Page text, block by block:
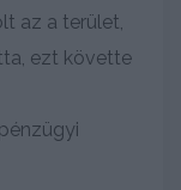
az a terület,
ezt követte